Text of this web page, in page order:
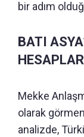
bir adım
BATI
Mekke
olarak
analizde,